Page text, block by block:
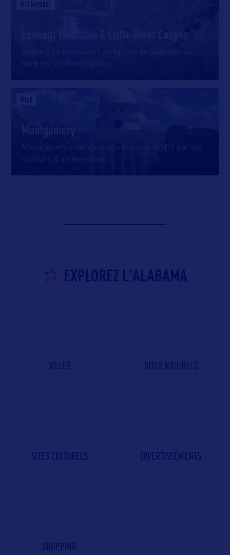
SITE NATUREL
Lookout Mountain & Little River Canyon
VILLE
Montgomery a été élue ville historique N°1 par les
lecteurs d’un magazine
EXPLOREZ L'ALABAMA
VILLES SITES NATURELS
SITES CULTURELS DIVERTISSEMENTS
SHOPPING